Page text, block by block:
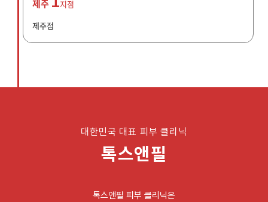
제주 1지점
제주점
대한민국 대표 피부 클리닉
톡스앤필
톡스앤필 피부 클리닉은